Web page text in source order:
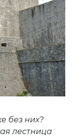
без них?
лестница